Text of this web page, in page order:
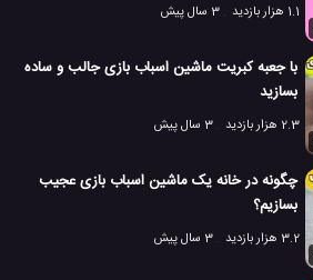
1.1 هزار بازدید
3 سال پیش
با جعبه کبریت ماشین اسباب بازی جالب و ساده
بسازید
2.3 هزار بازدید
3 سال پیش
چگونه در خانه یک ماشین اسباب بازی عجیب
بسازیم؟
3.2 هزار بازدید
3 سال پیش